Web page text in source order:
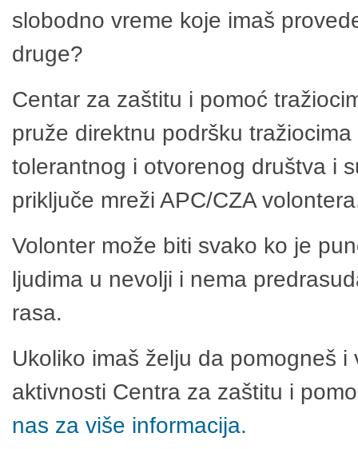
slobodno vreme koje imaš
druge?
Centar za zaštitu i pomoć
pruže direktnu podršku
tolerantnog i otvorenog društva i
priključe mreži APC/CZA
Volonter može biti svako ko je
ljudima u nevolji i nema
rasa.
Ukoliko imaš želju da pomogneš
aktivnosti Centra za zaštitu i
nas za više informacija.